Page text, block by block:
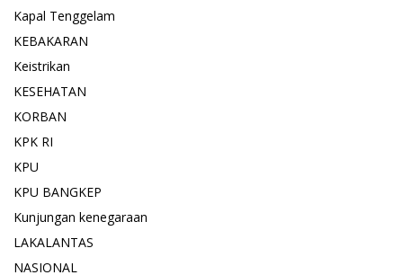
Kapal Tenggelam
KEBAKARAN
Keistrikan
KESEHATAN
KORBAN
KPK RI
KPU
KPU BANGKEP
Kunjungan kenegaraan
LAKALANTAS
NASIONAL